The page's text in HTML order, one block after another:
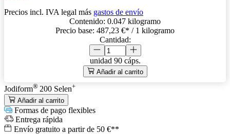
Precios incl. IVA legal más gastos de envío
Contenido: 0.047 kilogramo
Precio base: 487,23 €* / 1 kilogramo
Cantidad:
unidad 90 cáps.
Añadir al carrito
Jodiform® 200 Selen+
Añadir al carrito
Formas de pago flexibles
Entrega rápida
Envío gratuito a partir de 50 €**